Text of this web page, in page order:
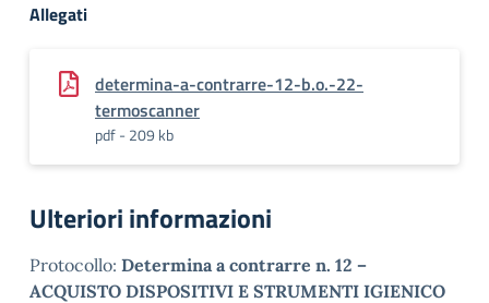
Allegati
determina-a-contrarre-12-b.o.-22-
termoscanner
pdf - 209 kb
Ulteriori informazioni
Protocollo: Determina a contrarre n. 12 –
ACQUISTO DISPOSITIVI E STRUMENTI IGIENICO